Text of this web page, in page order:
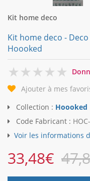
Kit home deco
Kit home deco -
Hoooked
0
Ajouter à mes
Collection : Hoooked
Code Fabricant :
Voir les informations
33,48€